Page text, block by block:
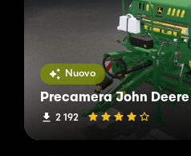
Nuovo
2 192